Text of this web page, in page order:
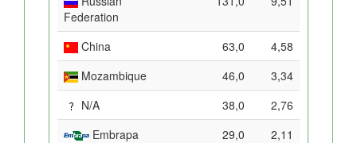
Federation
China 63,0
4,58
Mozambique
46,0
3,34
N/A
38,0
2,76
Embrapa
29,0
2,11